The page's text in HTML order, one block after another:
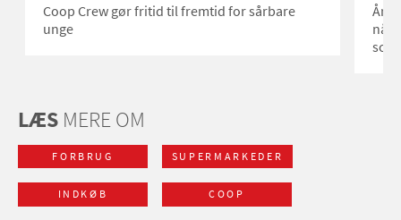
Coop Crew gør fritid til fremtid for sårbare
unge
nå
LÆS MERE OM
FORBRUG SUPERMARKEDER
INDKØB COOP